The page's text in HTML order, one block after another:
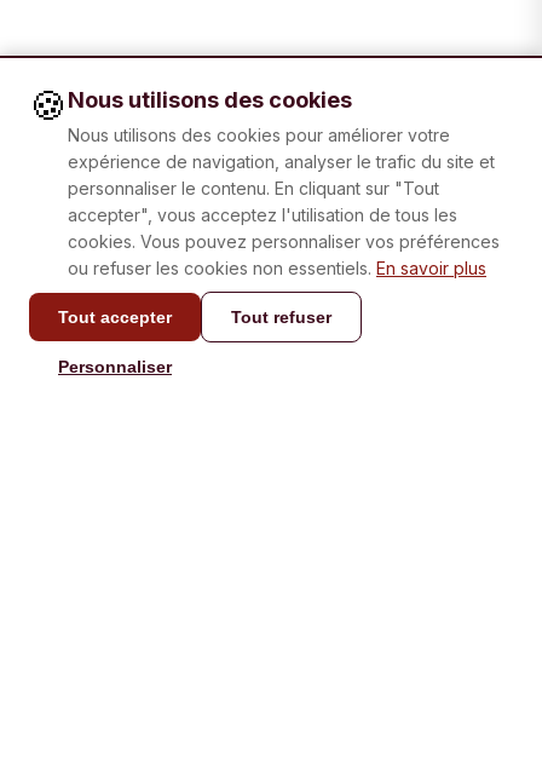
🍪 Nous utilisons des cookies
Nous utilisons des cookies pour améliorer votre
expérience de navigation, analyser le trafic du site et
personnaliser le contenu. En cliquant sur "Tout
accepter", vous acceptez l'utilisation de tous les
cookies. Vous pouvez personnaliser vos préférences
ou refuser les cookies non essentiels. En savoir plus
Tout accepter Tout refuser
Personnaliser